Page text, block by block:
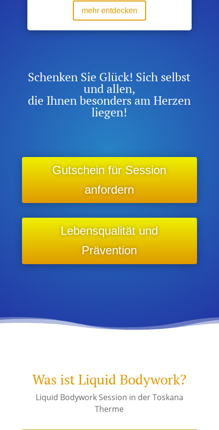
mehr entdecken
Schenken Sie Glück! Sich selbst
und allen,
die Ihnen besonders am Herzen
liegen!
Gutschein für Session
anfordern
Lebensqualität und
Prävention
Was ist Liquid Bodywork?
Liquid Bodywork Session in der Toskana
Therme